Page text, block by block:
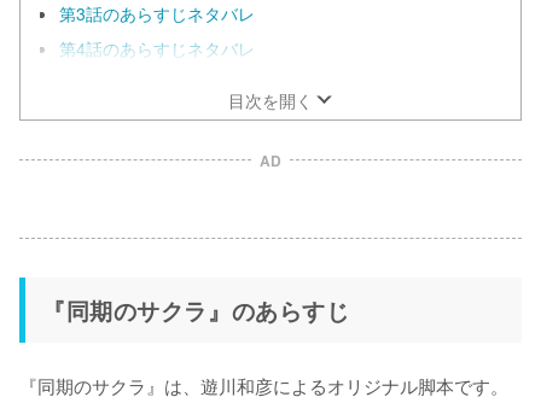
第3話のあらすじネタバレ
第4話のあらすじネタバレ
目次を開く
AD
『同期のサクラ』のあらすじ
『同期のサクラ』は、遊川和彦によるオリジナル脚本です。